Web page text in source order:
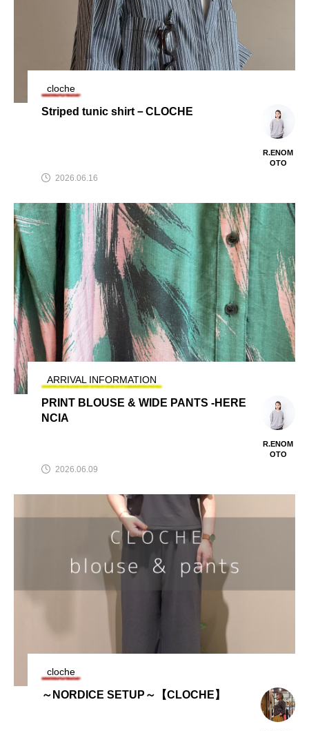
cloche
Striped tunic shirt－CLOCHE
R.ENOM
OTO
2026.06.16
ARRIVAL INFORMATION
PRINT BLOUSE & WIDE PANTS -HERE
NCIA
R.ENOM
OTO
2026.06.09
cloche
～NORDICE SETUP～【CLOCHE】